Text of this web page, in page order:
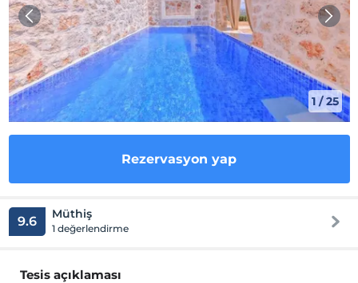
1 /25
Rezervasyon yap
9.6 Müthiş
1 değerlendirme
Tesis açıklaması